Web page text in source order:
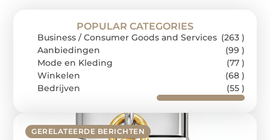
GERELATEERDE BERICHTEN
POPULAR CATEGORIES
Business / Consumer Goods and Services (263 )
Aanbiedingen
(99 )
Mode en Kleding
(77 )
Winkelen
(68 )
Bedrijven
(55 )